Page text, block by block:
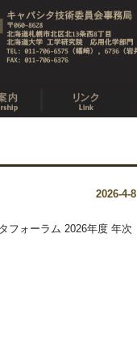
2026-4-8
フォーラム 2026年度 年次